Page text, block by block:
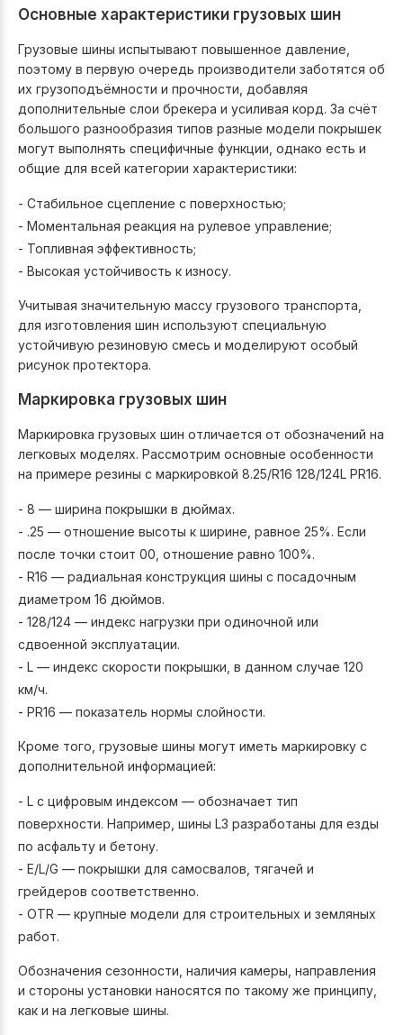
Основные характеристики грузовых шин
Грузовые шины испытывают повышенное давление,
поэтому в первую очередь производители заботятся об
их грузоподъёмности и прочности, добавляя
дополнительные слои брекера и усиливая корд. За счёт
большого разнообразия типов разные модели покрышек
могут выполнять специфичные функции, однако есть и
общие для всей категории характеристики:
- Стабильное сцепление с поверхностью;
- Моментальная реакция на рулевое управление;
- Топливная эффективность;
- Высокая устойчивость к износу.
Учитывая значительную массу грузового транспорта,
для изготовления шин используют специальную
устойчивую резиновую смесь и моделируют особый
рисунок протектора.
Маркировка грузовых шин
Маркировка грузовых шин отличается от обозначений на
легковых моделях. Рассмотрим основные особенности
на примере резины с маркировкой 8.25/R16 128/124L PR16.
- 8 — ширина покрышки в дюймах.
- .25 — отношение высоты к ширине, равное 25%. Если
после точки стоит 00, отношение равно 100%.
- R16 — радиальная конструкция шины с посадочным
диаметром 16 дюймов.
- 128/124 — индекс нагрузки при одиночной или
сдвоенной эксплуатации.
- L — индекс скорости покрышки, в данном случае 120
км/ч.
- PR16 — показатель нормы слойности.
Кроме того, грузовые шины могут иметь маркировку с
дополнительной информацией:
- L c цифровым индексом — обозначает тип
поверхности. Например, шины L3 разработаны для езды
по асфальту и бетону.
- E/L/G — покрышки для самосвалов, тягачей и
грейдеров соответственно.
- OTR — крупные модели для строительных и земляных
работ.
Обозначения сезонности, наличия камеры, направления
и стороны установки наносятся по такому же принципу,
как и на легковые шины.